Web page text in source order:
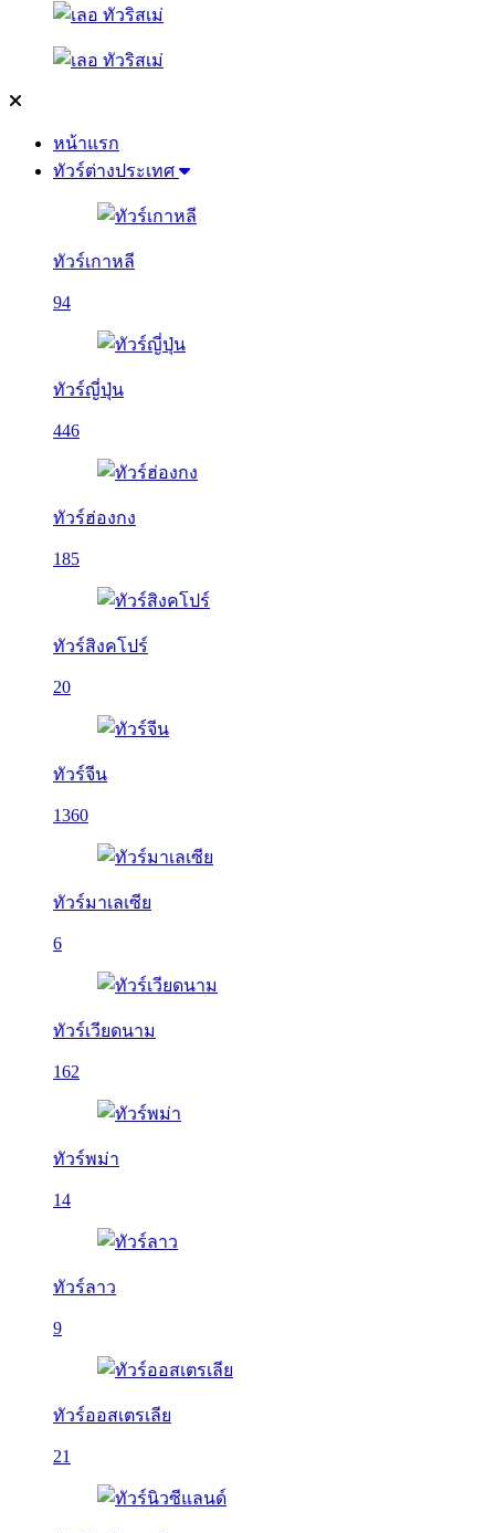
หน้าแรก
ทัวร์ต่างประเทศ
ทัวร์เกาหลี
94
ทัวร์ญี่ปุ่น
446
ทัวร์ฮ่องกง
185
ทัวร์สิงคโปร์
20
ทัวร์จีน
1360
ทัวร์มาเลเซีย
6
ทัวร์เวียดนาม
162
ทัวร์พม่า
14
ทัวร์ลาว
9
ทัวร์ออสเตรเลีย
21